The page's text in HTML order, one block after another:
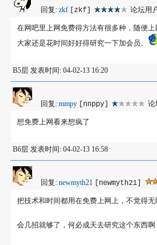
回复: zkf [zkf] 论坛用
在网吧里上网免费得方法有很多种，随便
大家还是花时间好好得研究一下加会员。
B5层 发表时间: 04-02-13 16:20
回复: mmpy [nnppy] 论
想免费上网看来想疯了
B6层 发表时间: 04-02-13 16:58
回复: newmyth21 [newmyth21]
把技术和时间都用在免费上网上，不觉得无
会几招就够了，何必成天去研究这个